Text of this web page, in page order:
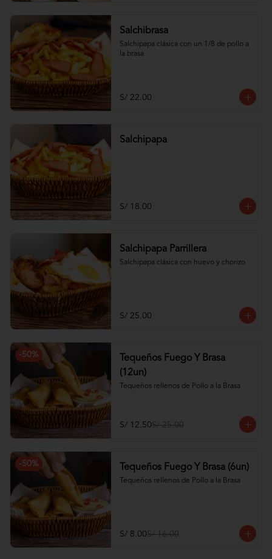
Salchibrasa
Salchipapa clásica con un 1/8 de pollo a
la brasa
S/ 22.00
Salchipapa
S/ 18.00
Salchipapa Parrillera
Salchipapa clásica con huevo y chorizo
S/ 25.00
-50%
Tequeños Fuego Y Brasa
(12un)
Tequeños rellenos de Pollo a la Brasa
S/ 12.50S/ 25.00
-50% Tequeños Fuego Y Brasa (6un)
Tequeños rellenos de Pollo a la Brasa
S/ 8.00S/ 16.00